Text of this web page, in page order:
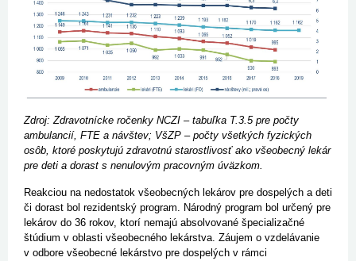
Zdroj: Zdravotnícke ročenky NCZI – tabuľka T.3.5 pre počty
ambulancií, FTE a návštev; VšZP – počty všetkých fyzických
osôb, ktoré poskytujú zdravotnú starostlivosť ako všeobecný lekár
pre deti a dorast s nenulovým pracovným úväzkom.
Reakciou na nedostatok všeobecných lekárov pre dospelých a deti
či dorast bol rezidentský program. Národný program bol určený pre
lekárov do 36 rokov, ktorí nemajú absolvované špecializačné
štúdium v oblasti všeobecného lekárstva. Záujem o vzdelávanie
v odbore všeobecné lekárstvo pre dospelých v rámci